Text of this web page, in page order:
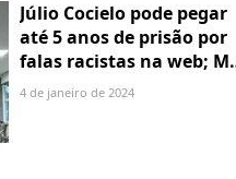
Júlio Cocielo pode pegar
até 5 anos de prisão por
falas racistas na web;
identificou 9 posts com
4 de janeiro de 2024